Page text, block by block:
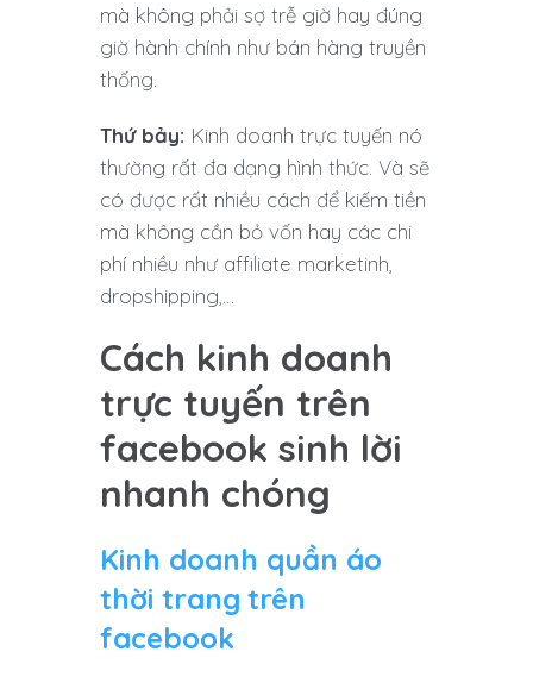
mà không phải sợ trễ giờ hay đúng
giờ hành chính như bán hàng truyền
thống.
Thứ bảy: Kinh doanh trực tuyến nó
thường rất đa dạng hình thức. Và sẽ
có được rất nhiều cách để kiếm tiền
mà không cần bỏ vốn hay các chi
phí nhiều như affiliate marketinh,
dropshipping,…
Cách kinh doanh
trực tuyến trên
facebook sinh lời
nhanh chóng
Kinh doanh quần áo
thời trang trên
facebook